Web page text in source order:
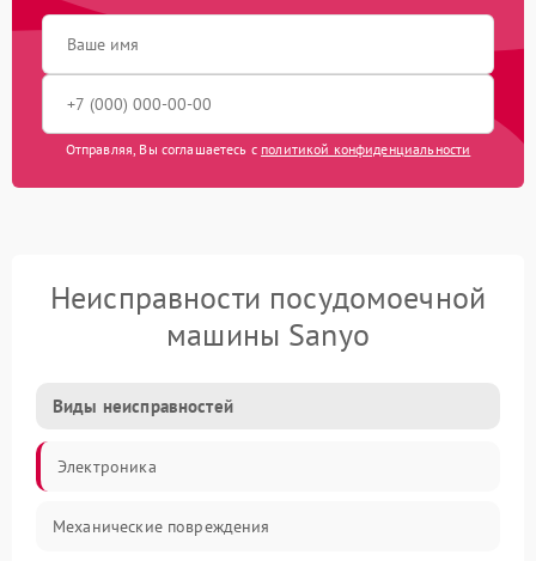
Отправляя, Вы соглашаетесь с политикой конфиденциальности
Неисправности посудомоечной
машины Sanyo
Виды неисправностей
Электроника
Механические повреждения